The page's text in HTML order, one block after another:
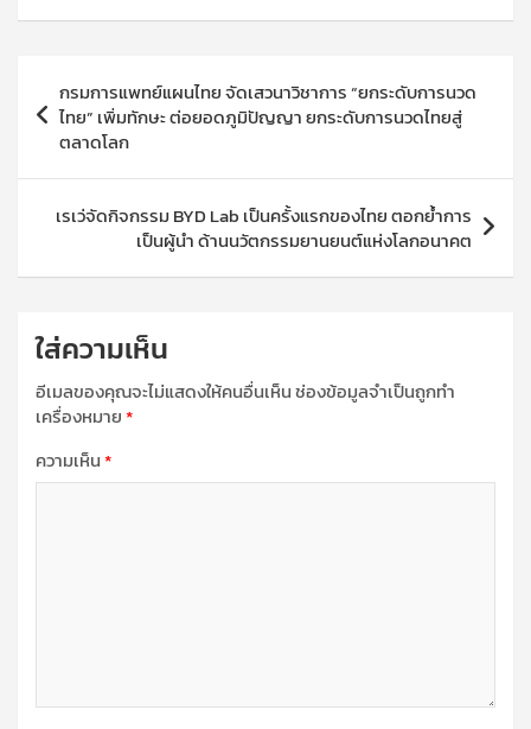
เรื่องกรมการแพทย์แผนไทย จัดเสวนาวิชาการ “ยกระดับการนวด
ไทย” เพิ่มทักษะ ต่อยอดภูมิปัญญา ยกระดับการนวดไทยสู่
ตลาดโลก
เรเว่จัดกิจกรรม BYD Lab เป็นครั้งแรกของไทย ตอกย้ำการ
เป็นผู้นำ ด้านนวัตกรรมยานยนต์แห่งโลกอนาคต
ใส่ความเห็น
อีเมลของคุณจะไม่แสดงให้คนอื่นเห็นช่องข้อมูลจำเป็นถูกทำ
เครื่องหมาย*
ความเห็น*